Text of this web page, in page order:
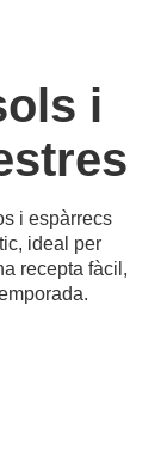
i
i espàrrecs
ideal per
recepta fàcil,